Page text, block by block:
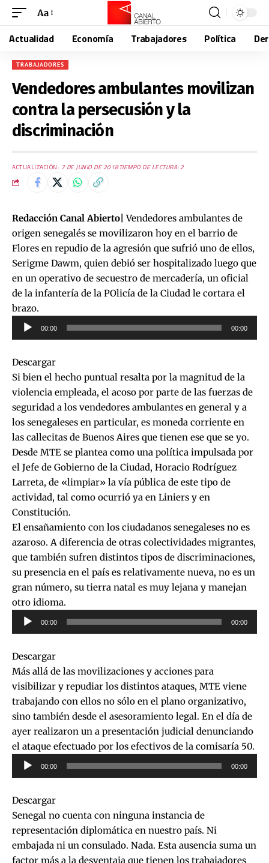
Aa
Actualidad Economía Trabajadores Política
TRABAJADORES
Vendedores ambulantes movilizan
contra la persecusión y la
discriminación
ACTUALIZACIÓN: 7 DE JUNIO DE 2018TIEMPO DE LECTURA: 2
Redacción Canal Abierto|Vendedores ambulantes de
origen senegalés se movilizaron hoy en el barrio de
Flores en repudio de la agresión que sufrió uno de ellos,
Serigme Dawm, quien debió ser hospitalizado luego que
en un operativo de secuestro de mercadería, un oficial
de la infantería de la POlicía de la Ciudad le cortara el
brazo.
Reproductor
de
00:00 00:00
Descargar
Si bien el hecho puntual resalta por la magnitud de la
violencia empleada, el acoso por parte de las fuerzas de
seguridad a los vendedores ambulantes en general y a
los senegaleses en particular, es moneda corriente en
las callecitas de Buenos Aires que tienen ese que se yo.
Desde MTE se plantea como una política impulsada por
el Jefe de Gobierno de la Ciudad, Horacio Rodríguez
Larreta, de «limpiar» la vía pública de este tipo de
actividad, tal como ocurrió ya en Liniers y en
Constitución.
El ensañamiento con los ciudadanos senegaleses no es
azaroso. A diferencia de otras colectividades migrantes,
que también sufren distintos tipos de discriminaciones,
su presencia en el país es relativamente nueva, no es un
gran número, su tierra natal es muy lejana y manejan
otro idioma.
Reproductor
de
00:00 00:00
Descargar
Más allá de las movilizaciones y acciones para
visibilizar y repudiar los distintos ataques, MTE viene
trabajando con ellos no sólo en el plano organizativo,
sino también desde el asesoramiento legal. En el día de
ayer realizaron un a presentación judicial denunciando
el ataque efectuado por los efectivos de la comisaría 50.
Reproductor
de
00:00 00:00
Descargar
Senegal no cuenta con ninguna instancia de
representación diplomática en nuestro país. Ni
embajada ni un consulado. Nada. Esta ausencia suma un
factor más a la desventaja que tienen los trabajadores